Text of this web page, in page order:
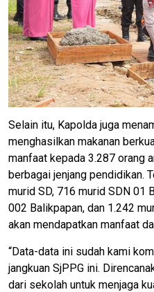
Selain itu, Kapolda juga
menghasilkan makanan
manfaat kepada 3.287 orang
berbagai jenjang pendidikan.
murid SD, 716 murid SDN 01
002 Balikpapan, dan 1.242
akan mendapatkan manfaat
“Data-data ini sudah kami
jangkuan SjPPG ini.
dari sekolah untuk menjaga